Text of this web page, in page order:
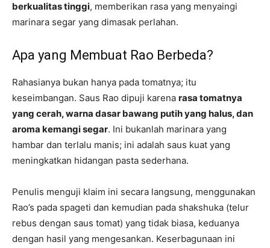
berkualitas tinggi, memberikan rasa yang menyaingi
marinara segar yang dimasak perlahan.
Apa yang Membuat Rao Berbeda?
Rahasianya bukan hanya pada tomatnya; itu
keseimbangan. Saus Rao dipuji karena rasa tomatnya
yang cerah, warna dasar bawang putih yang halus, dan
aroma kemangi segar. Ini bukanlah marinara yang
hambar dan terlalu manis; ini adalah saus kuat yang
meningkatkan hidangan pasta sederhana.
Penulis menguji klaim ini secara langsung, menggunakan
Rao’s pada spageti dan kemudian pada shakshuka (telur
rebus dengan saus tomat) yang tidak biasa, keduanya
dengan hasil yang mengesankan. Keserbagunaan ini